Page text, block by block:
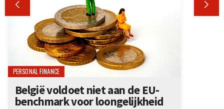
 
PERSONAL FINANCE
België voldoet niet aan de EU-
benchmark voor loongelijkheid